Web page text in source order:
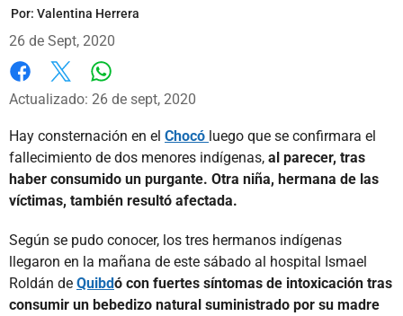
Por: Valentina Herrera
26 de Sept, 2020
Facebook
X
Actualizado: 26 de sept, 2020
Hay consternación en el Chocó luego que se confirmara el
fallecimiento de dos menores indígenas, al parecer, tras
haber consumido un purgante. Otra niña, hermana de las
víctimas, también resultó afectada.
Según se pudo conocer, los tres hermanos indígenas
llegaron en la mañana de este sábado al hospital Ismael
Roldán de Quibdó con fuertes síntomas de intoxicación tras
consumir un bebedizo natural suministrado por su madre